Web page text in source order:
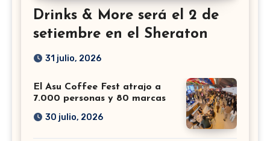
Drinks & More será el 2 de
setiembre en el Sheraton
31 julio, 2026
El Asu Coffee Fest atrajo a
7.000 personas y 80 marcas
30 julio, 2026